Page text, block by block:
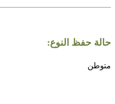
حالة حفظ النوع:
متوطن